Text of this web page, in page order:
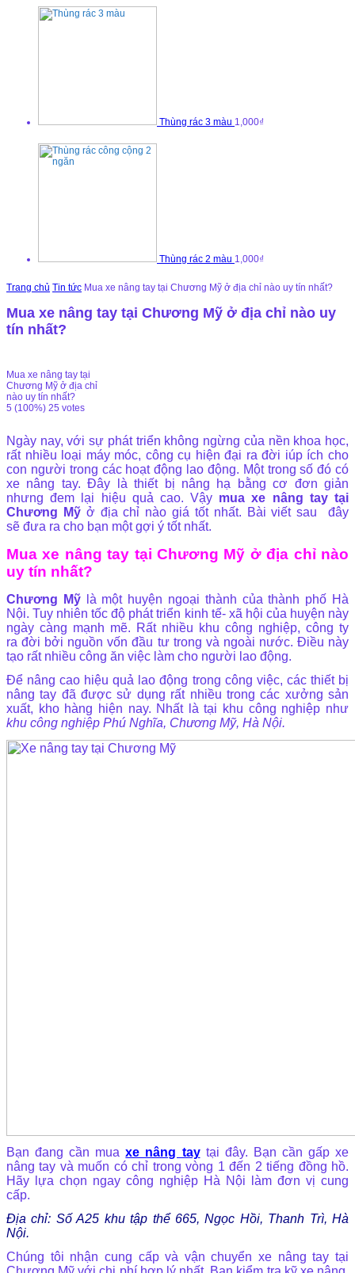
Thùng rác 3 màu 1,000₫
Thùng rác 2 màu 1,000₫
Trang chủ Tin tức Mua xe nâng tay tại Chương Mỹ ở địa chỉ nào uy tín nhất?
Mua xe nâng tay tại Chương Mỹ ở địa chỉ nào uy
tín nhất?
Mua xe nâng tay tại
Chương Mỹ ở địa chỉ
nào uy tín nhất?
5 (100%) 25 votes
Ngày nay, với sự phát triển không ngừng của nền khoa học,
rất nhiều loại máy móc, công cụ hiện đại ra đời iúp ích cho
con người trong các hoạt động lao động. Một trong số đó có
xe nâng tay. Đây là thiết bị nâng hạ bằng cơ đơn giản
nhưng đem lại hiệu quả cao. Vậy mua xe nâng tay tại
Chương Mỹở địa chỉ nào giá tốt nhất. Bài viết sau đây
sẽ đưa ra cho bạn một gợi ý tốt nhất.
Mua xe nâng tay tại Chương Mỹ ở địa chỉ nào
uy tín nhất?
Chương Mỹlà một huyện ngoại thành của thành phố Hà
Nội. Tuy nhiên tốc độ phát triển kinh tế- xã hội của huyện này
ngày càng mạnh mẽ. Rất nhiều khu công nghiệp, công ty
ra đời bởi nguồn vốn đầu tư trong và ngoài nước. Điều này
tạo rất nhiều công ăn việc làm cho người lao động.
Để nâng cao hiệu quả lao động trong công việc, các thiết bị
nâng tay đã được sử dụng rất nhiều trong các xưởng sản
xuất, kho hàng hiện nay. Nhất là tại khu công nghiệp như
khu công nghiệp Phú Nghĩa, Chương Mỹ, Hà Nội.
Bạn đang cần muaxe nâng taytại đây. Bạn cần gấp xe
nâng tay và muốn có chỉ trong vòng 1 đến 2 tiếng đồng hồ.
Hãy lựa chọn ngay công nghiệp Hà Nội làm đơn vị cung
cấp.
Địa chỉ: Số A25 khu tập thể 665, Ngọc Hồi, Thanh Trì, Hà
Nội.
Chúng tôi nhận cung cấp và vận chuyển xe nâng tay tại